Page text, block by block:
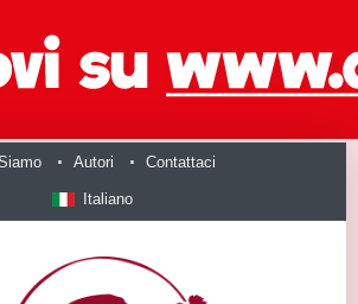
Autori Contattaci
Italiano